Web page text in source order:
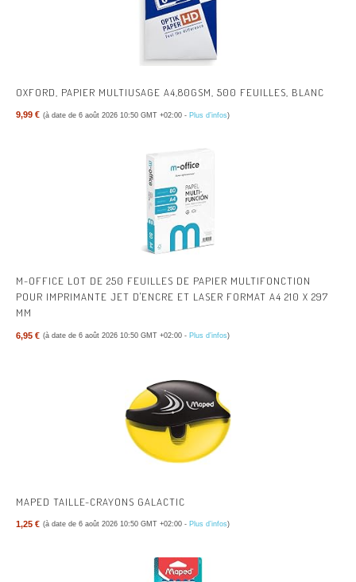
OXFORD, PAPIER MULTIUSAGE A4,80GSM, 500 FEUILLES, BLANC
9,99 € (à date de 6 août 2026 10:50 GMT +02:00 - Plus d’infos)
M-OFFICE LOT DE 250 FEUILLES DE PAPIER MULTIFONCTION
POUR IMPRIMANTE JET D'ENCRE ET LASER FORMAT A4 210 X 297
MM
6,95 € (à date de 6 août 2026 10:50 GMT +02:00 - Plus d’infos)
MAPED TAILLE-CRAYONS GALACTIC
1,25 € (à date de 6 août 2026 10:50 GMT +02:00 - Plus d’infos)